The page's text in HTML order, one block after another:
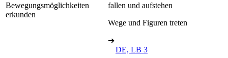
Bewegungsmöglichkeiten
erkunden
fallen und aufstehen
Wege und Figuren treten
➔
DE, LB 3